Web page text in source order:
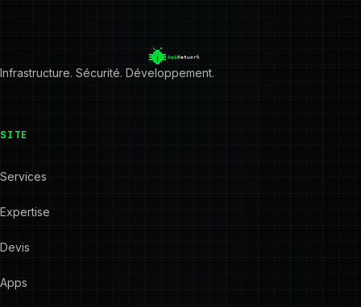
Infrastructure. Sécurité. Développement.
SITE
Services
Expertise
Devis
Apps